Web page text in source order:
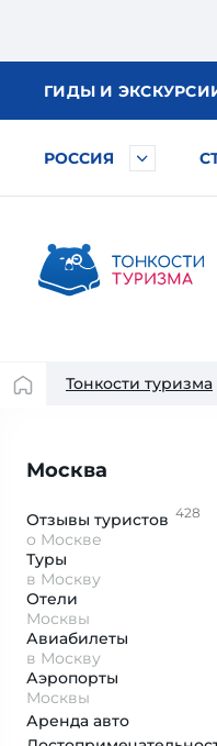
ГИДЫ И
РОССИЯ
Тонкости туризма
Москва
Отзывы туристов 428
о Москве
Туры
в Москву
Отели
Москвы
Авиабилеты
в Москву
Аэропорты
Москвы
Аренда авто